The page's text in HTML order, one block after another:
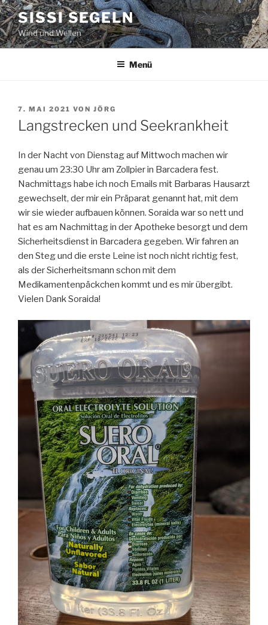
Zum
Inhalt
springen
SISSI SEGELN
Wind und Wellen
Menü
VERÖFFENTLICHT
AM
7. MAI 2021 VON JÖRG
Langstrecken und Seekrankheit
In der Nacht von Dienstag auf Mittwoch machen wir
genau um 23:30 Uhr am Zollpier in Barcadera fest.
Nachmittags habe ich noch Emails mit Barbaras Hausarzt
gewechselt, der mir ein Präparat genannt hat, mit dem
wir sie wieder aufbauen können. Soraida war so nett und
hat es am Nachmittag in der Apotheke besorgt und dem
Sicherheitsdienst in Barcadera gegeben. Wir fahren an
den Steg und die erste Leine ist noch nicht richtig fest,
als der Sicherheitsmann schon mit dem
Medikamentenpäckchen kommt und es mir übergibt.
Vielen Dank Soraida!